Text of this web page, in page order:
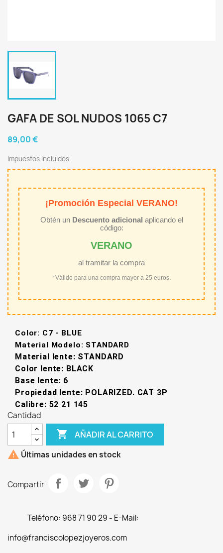
GAFA DE SOL NUDOS 1065 C7
89,00 €
Impuestos incluidos
¡Promoción Especial VERANO!
Obtén un Descuento adicional aplicando el
código:
VERANO
al tramitar la compra
*Válido para una compra mayor a 25 euros.
Color: C7 - BLUE
Material Modelo: STANDARD
Material lente: STANDARD
Color lente: BLACK
Base lente: 6
Propiedad lente: POLARIZED. CAT 3P
Calibre: 52 21 145
Cantidad
 AÑADIR AL CARRITO
 Últimas unidades en stock
Compartir
Teléfono: 968 71 90 29 - E-Mail:
info@franciscolopezjoyeros.com